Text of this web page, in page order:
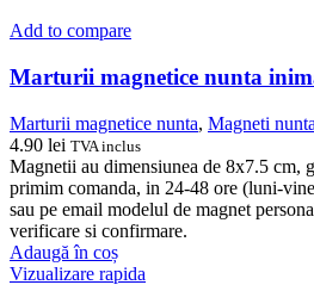
Add to compare
Marturii magnetice nunta
Marturii magnetice nunta, Magneti
4.90 lei TVA inclus
Magnetii au dimensiunea de 8x7.5 cm,
primim comanda, in 24-48 ore (luni-
sau pe email modelul de magnet
verificare si confirmare.
Adaugă în coș
Vizualizare rapida